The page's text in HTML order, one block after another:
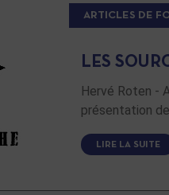
ARTICLES DE
LES
Hervé Roten -
présentation
LIRE LA SUITE